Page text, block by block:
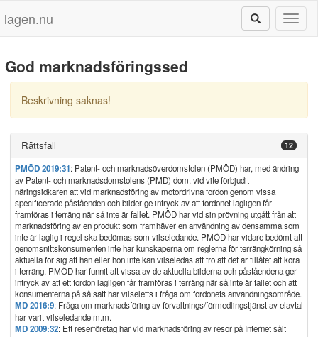
lagen.nu
God marknadsföringssed
Beskrivning saknas!
Rättsfall 12
PMÖD 2019:31: Patent- och marknadsöverdomstolen (PMÖD) har, med ändring
av Patent- och marknadsdomstolens (PMD) dom, vid vite förbjudit
näringsidkaren att vid marknadsföring av motordrivna fordon genom vissa
specificerade påståenden och bilder ge intryck av att fordonet lagligen får
framföras i terräng när så inte är fallet. PMÖD har vid sin prövning utgått från att
marknadsföring av en produkt som framhäver en användning av densamma som
inte är laglig i regel ska bedömas som vilseledande. PMÖD har vidare bedömt att
genomsnittskonsumenten inte har kunskaperna om reglerna för terrängkörning så
aktuella för sig att han eller hon inte kan vilseledas att tro att det är tillåtet att köra
i terräng. PMÖD har funnit att vissa av de aktuella bilderna och påståendena ger
intryck av att ett fordon lagligen får framföras i terräng när så inte är fallet och att
konsumenterna på så sätt har vilseletts i fråga om fordonets användningsområde.
MD 2016:9: Fråga om marknadsföring av förvaltnings/förmedlingstjänst av elavtal
har varit vilseledande m.m.
MD 2009:32: Ett reserföretag har vid marknadsföring av resor på Internet sålt